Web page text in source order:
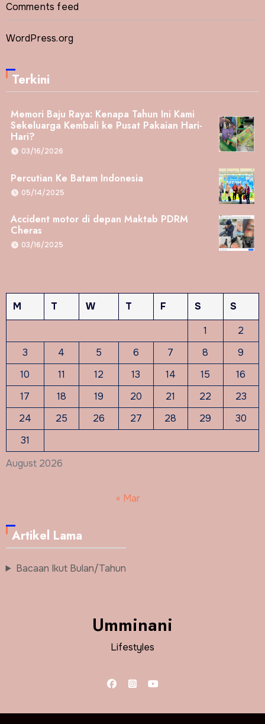
Comments feed
WordPress.org
Terkini
Memori Baju Raya: Kenapa Tahun Ini Kami
Sekeluarga Kembali ke Pusat Pakaian Hari-
Hari?
03/16/2026
Percutian Ke Batam Indonesia
05/14/2025
Accident motor di depan Maktab PDRM
Cheras
03/16/2025
August 2026
M T W T F S
S
1
2
3
4 5 6 7 8
9
10
11 12 13 14 15
16
17
18 19 20 21 22
23
24
25 26 27 28 29
30
31
« Mar
Artikel Lama
Bacaan Ikut Bulan/Tahun
Umminani
Lifestyles